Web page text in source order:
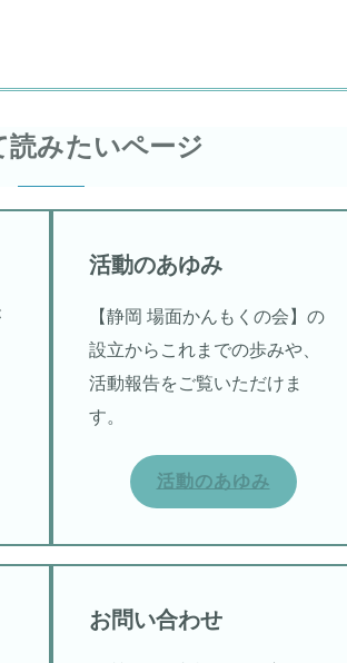
読みたいページ
活動のあゆみ
【静岡 場面かんもくの会】の
設立からこれまでの歩みや、
活動報告をご覧いただけま
す。
活動のあゆみ
お問い合わせ